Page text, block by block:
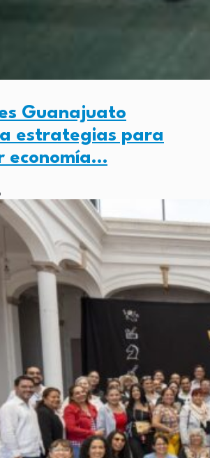
Guanajuato
estrategias para
economía…